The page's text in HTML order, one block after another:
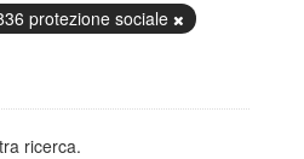
protezione sociale
ricerca.